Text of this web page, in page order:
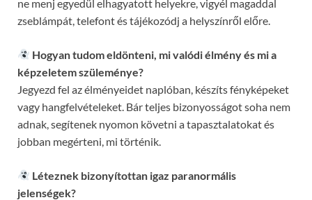
ne menj egyedül elhagyatott helyekre, vigyél magaddal
zseblámpát, telefont és tájékozódj a helyszínről előre.
Hogyan tudom eldönteni, mi valódi élmény és mi a
képzeletem szüleménye?
Jegyezd fel az élményeidet naplóban, készíts fényképeket
vagy hangfelvételeket. Bár teljes bizonyosságot soha nem
adnak, segítenek nyomon követni a tapasztalatokat és
jobban megérteni, mi történik.
Léteznek bizonyítottan igaz paranormális
jelenségek?